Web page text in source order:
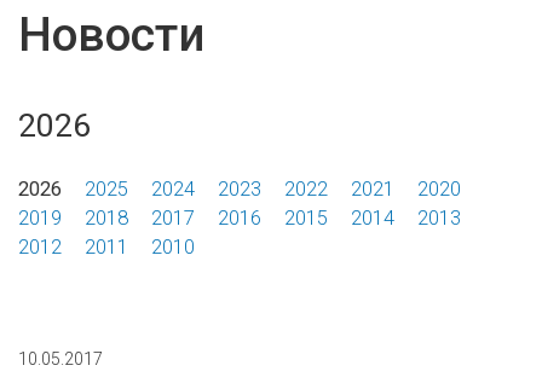
Новости
2026
2026 2025 2024 2023 2022 2021
2020
2019
2018 2017 2016 2015 2014
2013
2012
2011 2010
10.05.2017